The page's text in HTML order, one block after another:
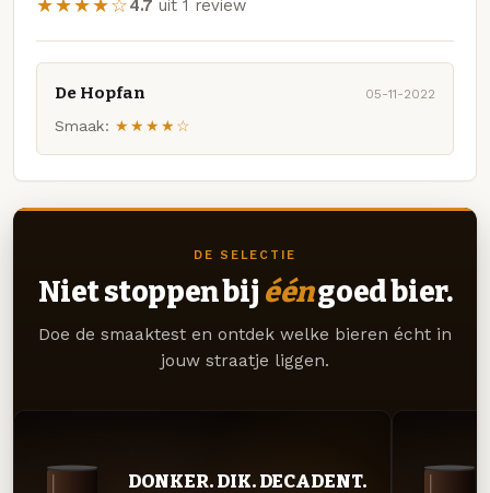
★★★★☆4.7 uit 1 review
De Hopfan 05-11-2022
Smaak: ★★★★☆
DE SELECTIE
Niet stoppen bij ééngoed bier.
Doe de smaaktest en ontdek welke bieren écht in
jouw straatje liggen.
DONKER. DIK. DECADENT.